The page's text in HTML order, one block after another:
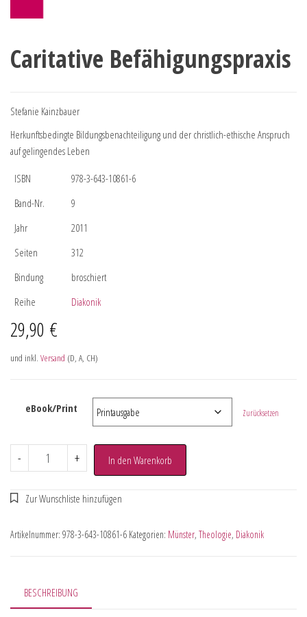
Caritative Befähigungspraxis
Stefanie Kainzbauer
Herkunftsbedingte Bildungsbenachteiligung und der christlich-ethische Anspruch
auf gelingendes Leben
ISBN
978-3-643-10861-6
Band-Nr.
9
Jahr
2011
Seiten
312
Bindung
broschiert
Reihe
Diakonik
29,90 €
und inkl. Versand (D, A, CH)
eBook/Print Zurücksetzen
- + In den Warenkorb
Artikelnummer: 978-3-643-10861-6 Kategorien: Münster, Theologie, Diakonik
BESCHREIBUNG